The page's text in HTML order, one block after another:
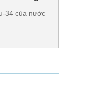
34 của nước